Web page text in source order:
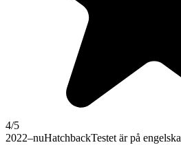
4/5
2022–nuHatchbackTestet är på engelska